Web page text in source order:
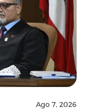
Ago 7, 2026